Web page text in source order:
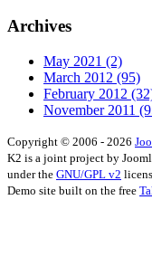
Archives
May 2021 (2)
March 2012 (95)
February 2012
November 2011
Copyright © 2006 - 2026
K2 is a joint project by
under the GNU/GPL v2
Demo site built on the free